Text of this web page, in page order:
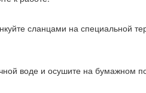
сланцами на специальной
воде и осушите на бумажном